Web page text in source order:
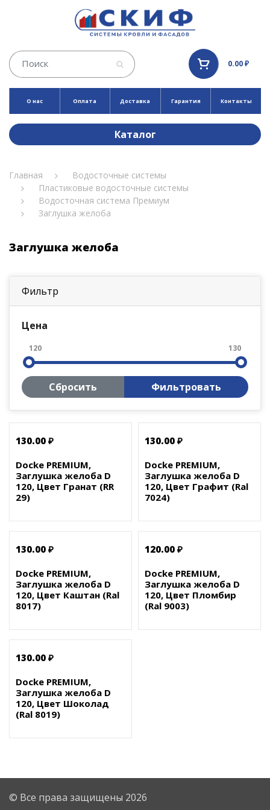
0.00 ₽
О нас Оплата Доставка Гарантия Контакты
Каталог
Главная
Водосточные системы
Пластиковые водосточные системы
Водосточная система Премиум
Заглушка желоба
Заглушка желоба
Фильтр
Цена
120 130
Сбросить Фильтровать
130.00 ₽
Docke PREMIUM,
Заглушка желоба D
120, Цвет Гранат (RR
29)
130.00 ₽
Docke PREMIUM,
Заглушка желоба D
120, Цвет Графит (Ral
7024)
130.00 ₽
Docke PREMIUM,
Заглушка желоба D
120, Цвет Каштан (Ral
8017)
120.00 ₽
Docke PREMIUM,
Заглушка желоба D
120, Цвет Пломбир
(Ral 9003)
130.00 ₽
Docke PREMIUM,
Заглушка желоба D
120, Цвет Шоколад
(Ral 8019)
© Все права защищены 2026